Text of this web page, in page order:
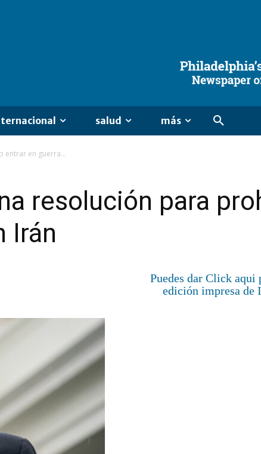
salud más
entrar en guerra...
resolución para
Irán
Puedes dar Click aqui
edición impresa de